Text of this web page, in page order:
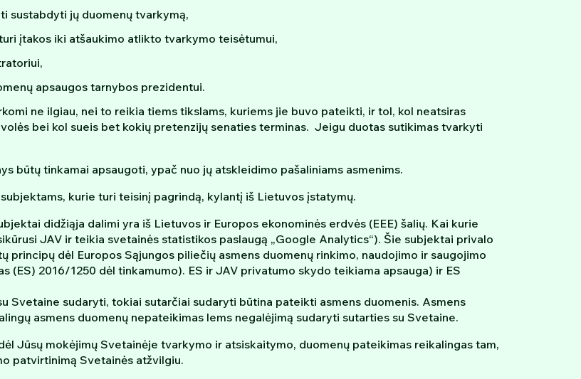
sustabdyti jų duomenų tvarkymą,
įtakos iki atšaukimo atlikto tvarkymo teisėtumui,
apsaugos tarnybos prezidentui.
ne ilgiau, nei to reikia tiems tikslams, kuriems jie buvo pateikti, ir tol, kol neatsiras
bei kol sueis bet kokių pretenzijų senaties terminas. Jeigu duotas sutikimas tvarkyti
būtų tinkamai apsaugoti, ypač nuo jų atskleidimo pašaliniams asmenims.
kurie turi teisinį pagrindą, kylantį iš Lietuvos įstatymų.
didžiąja dalimi yra iš Lietuvos ir Europos ekonominės erdvės (EEE) šalių. Kai kurie
JAV ir teikia svetainės statistikos paslaugą „Google Analytics“). Šie subjektai privalo
dėl Europos Sąjungos piliečių asmens duomenų rinkimo, naudojimo ir saugojimo
(ES) 2016/1250 dėl tinkamumo). ES ir JAV privatumo skydo teikiama apsauga) ir ES
Svetaine sudaryti, tokiai sutarčiai sudaryti būtina pateikti asmens duomenis. Asmens
asmens duomenų nepateikimas lems negalėjimą sudaryti sutarties su Svetaine.
Jūsų mokėjimų Svetainėje tvarkymo ir atsiskaitymo, duomenų pateikimas reikalingas tam,
patvirtinimą Svetainės atžvilgiu.